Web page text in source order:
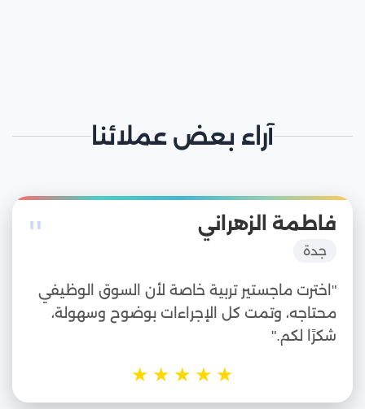
آراء بعض عملائنا
" فاطمة الزهراني
جدة
"اخترت ماجستير تربية خاصة لأن السوق الوظيفي
محتاجه، وتمت كل الإجراءات بوضوح وسهولة،
شكرًا لكم."
★
★
★
★
★